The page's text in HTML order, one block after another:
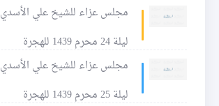
مجلس عزاء للشيخ علي الأسدي
ليلة 24 محرم 1439 للهجرة
مجلس عزاء للشيخ علي الأسدي
ليلة 25 محرم 1439 للهجرة